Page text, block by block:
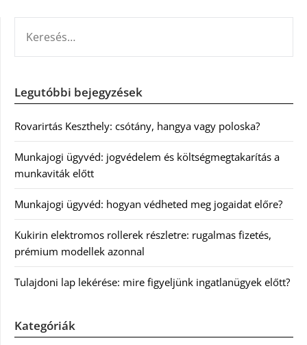
Legutóbbi bejegyzések
Rovarirtás Keszthely: csótány, hangya vagy poloska?
Munkajogi ügyvéd: jogvédelem és költségmegtakarítás a
munkaviták előtt
Munkajogi ügyvéd: hogyan védheted meg jogaidat előre?
Kukirin elektromos rollerek részletre: rugalmas fizetés,
prémium modellek azonnal
Tulajdoni lap lekérése: mire figyeljünk ingatlanügyek előtt?
Kategóriák